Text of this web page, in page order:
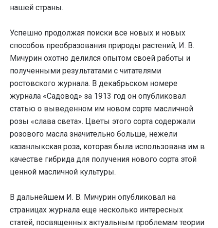
нашей страны.
Успешно продолжая поиски все новых и новых
способов преобразования природы растений, И. В.
Мичурин охотно делился опытом своей работы и
полученными результатами с читателями
ростовского журнала. В декабрьском номере
журнала «Садовод» за 1913 год он опубликовал
статью о выведенном им новом сорте масличной
розы «слава света». Цветы этого сорта содержали
розового масла значительно больше, нежели
казанлыкская роза, которая была использована им в
качестве гибрида для получения нового сорта этой
ценной масличной культуры.
В дальнейшем И. В. Мичурин опубликовал на
страницах журнала еще несколько интересных
статей, посвященных актуальным проблемам теории